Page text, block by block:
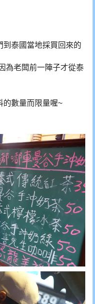
到泰國當地採買回來的
為老闆前一陣子才從泰
的數量而限量喔~